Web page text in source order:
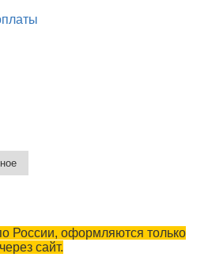
России, оформляются только
через сайт.